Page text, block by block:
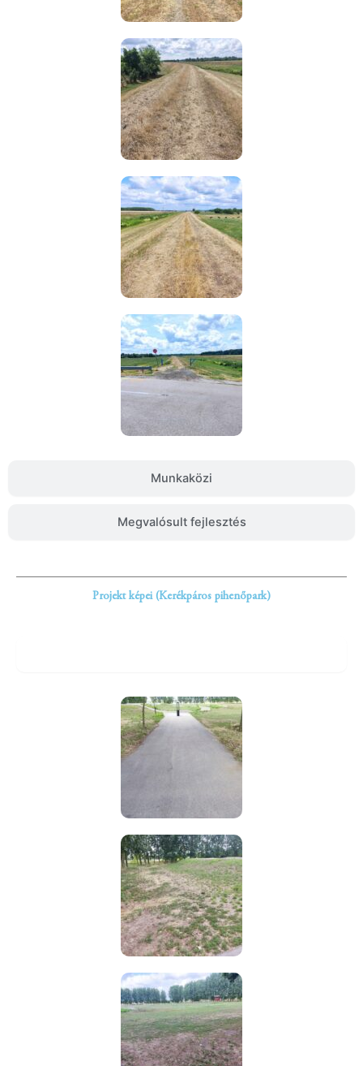
Munkaközi
Megvalósult fejlesztés
Projekt képei (Kerékpáros pihenőpark)